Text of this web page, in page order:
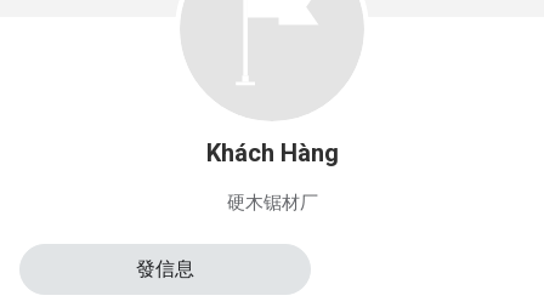
Khách Hàng
硬木锯材厂
發信息